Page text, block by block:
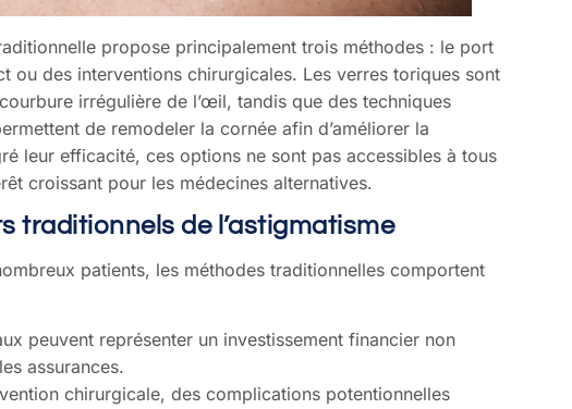
propose principalement trois méthodes : le port
ou des interventions chirurgicales. Les verres toriques sont
irrégulière de l’œil, tandis que des techniques
de remodeler la cornée afin d’améliorer la
leur efficacité, ces options ne sont pas accessibles à tous
croissant pour les médecines alternatives.
traditionnels de l’astigmatisme
patients, les méthodes traditionnelles comportent
peuvent représenter un investissement financier non
assurances.
chirurgicale, des complications potentionnelles